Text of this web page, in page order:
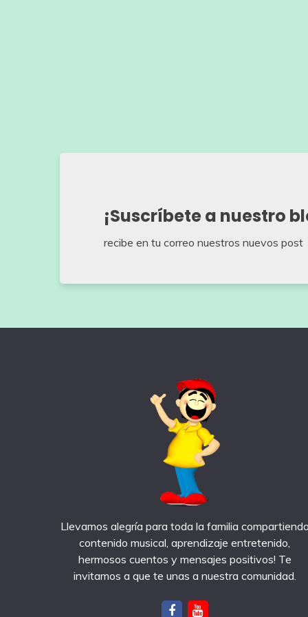
¡Suscríbete a nuestro
recibe en tu correo nuestros nuevos post
Llevamos alegría para toda la familia
contenido musical, aprendizaje entretenido,
hermosos cuentos y mensajes positivos! Te
invitamos a que te unas a nuestra comunidad.